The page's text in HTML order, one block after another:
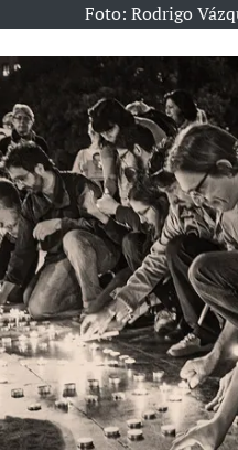
Foto: Rodrigo